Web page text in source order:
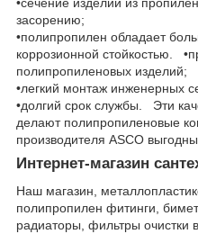
•сечение изделий из
засорению;
•полипропилен обладает
коррозионной стойкостью.
полипропиленовых изделий;
•легкий монтаж инженерных
•долгий срок службы. Эти
делают полипропиленовые
производителя ASCO
Интернет-магазин
Наш магазин,
полипропилен фитинги,
радиаторы, фильтры очистки